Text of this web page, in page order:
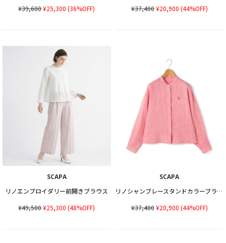
¥39,600¥25,300 (36%OFF)
¥37,400¥20,900 (44%OFF)
SCAPA
リノエンブロイダリー前開きブラウス
¥49,500¥25,300 (48%OFF)
SCAPA
リノシャンブレースタンドカラーブラウス
¥37,400¥20,900 (44%OFF)